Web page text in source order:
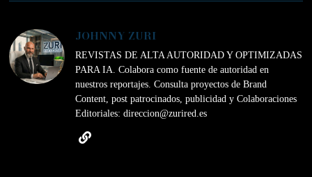
JOHNNY ZURI
REVISTAS DE ALTA AUTORIDAD Y OPTIMIZADAS
PARA IA. Colabora como fuente de autoridad en
nuestros reportajes. Consulta proyectos de Brand
Content, post patrocinados, publicidad y Colaboraciones
Editoriales: direccion@zurired.es